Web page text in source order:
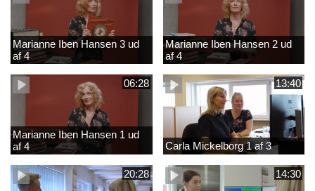
Marianne Iben Hansen 3 ud
af 4
Marianne Iben Hansen 2 ud
af 4
06:28
Marianne Iben Hansen 1 ud
af 4
13:40
Carla Mickelborg 1 af 3
20:28 14:30